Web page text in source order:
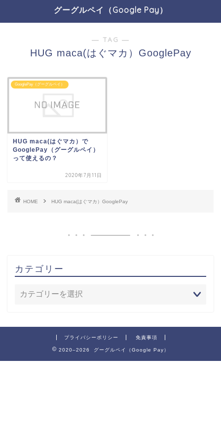
グーグルペイ（Google Pay）
― TAG ―
HUG maca(はぐマカ）GooglePay
GooglePay（グーグルペイ）
HUG maca(はぐマカ）で
GooglePay（グーグルペイ）
って使えるの？
2020年7月11日
HOME HUG maca(はぐマカ）GooglePay
カテゴリー
プライバシーポリシー 免責事項
2020–2026 グーグルペイ（Google Pay）